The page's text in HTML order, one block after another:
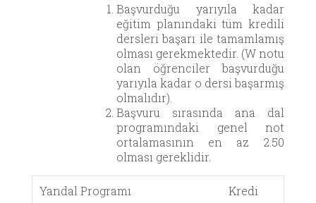
Başvurduğu yarıyıla kadar
eğitim planındaki tüm kredili
dersleri başarı ile tamamlamış
olması gerekmektedir. (W notu
olan öğrenciler başvurduğu
yarıyıla kadar o dersi başarmış
olmalıdır).
Başvuru sırasında ana dal
programındaki genel not
ortalamasının en az 2.50
olması gereklidir.
Yandal Programı
Kredi